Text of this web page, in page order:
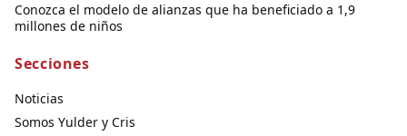
Conozca el modelo de alianzas que ha beneficiado a 1,9
millones de niños
Secciones
Noticias
Somos Yulder y Cris